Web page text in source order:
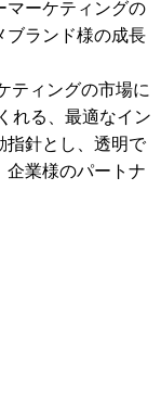
マーケティングの
ブランド様の成長
ティングの市場に
れる、最適なイン
指針とし、透明で
企業様のパートナ